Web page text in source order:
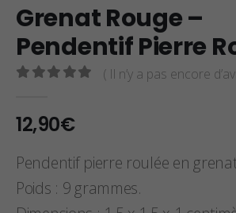
Grenat Rouge –
Pendentif Pierre
( Il n’y a pas encore
12,90€
Pendentif pierre roulée en
Poids : 9 grammes.